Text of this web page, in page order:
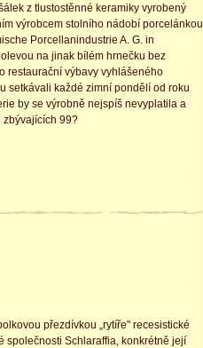
z tlustostěnné keramiky vyrobený
výrobcem stolního nádobí porcelánkou
Porcellanindustrie A. G. in
na jinak bílém hrnečku bez
restaurační výbavy vyhlášeného
setkávali každé zimní pondělí od roku
by se výrobně nejspíš nevyplatila a
zbývajících 99?
přezdívkou „rytíře" recesistické
společnosti Schlaraffia, konkrétně její